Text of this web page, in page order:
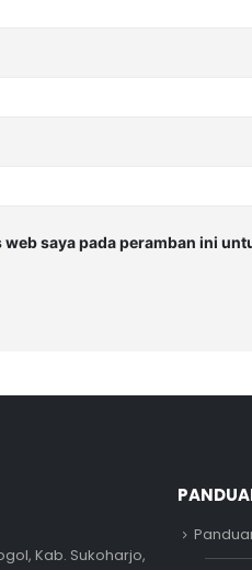
saya pada peramban ini
Kab. Sukoharjo,